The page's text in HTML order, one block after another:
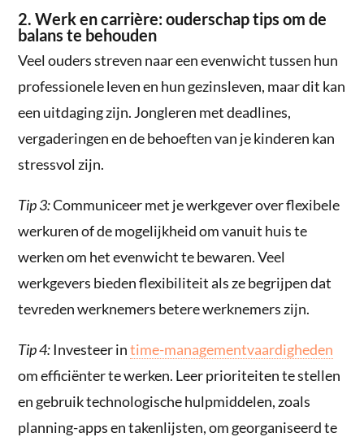
2. Werk en carrière: ouderschap tips om de
balans te behouden
Veel ouders streven naar een evenwicht tussen hun
professionele leven en hun gezinsleven, maar dit kan
een uitdaging zijn. Jongleren met deadlines,
vergaderingen en de behoeften van je kinderen kan
stressvol zijn.
Tip 3:Communiceer met je werkgever over flexibele
werkuren of de mogelijkheid om vanuit huis te
werken om het evenwicht te bewaren. Veel
werkgevers bieden flexibiliteit als ze begrijpen dat
tevreden werknemers betere werknemers zijn.
Tip 4:Investeer intime-managementvaardigheden
om efficiënter te werken. Leer prioriteiten te stellen
en gebruik technologische hulpmiddelen, zoals
planning-apps en takenlijsten, om georganiseerd te